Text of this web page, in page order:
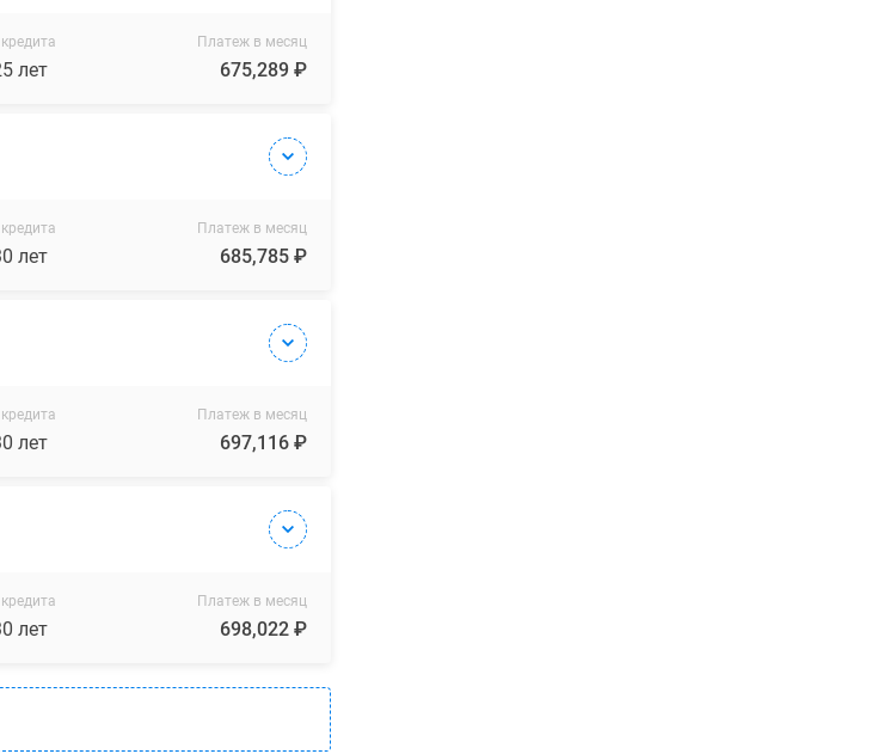
лет
Платеж в месяц
675,289 ₽
лет
Платеж в месяц
685,785 ₽
лет
Платеж в месяц
697,116 ₽
лет
Платеж в месяц
698,022 ₽